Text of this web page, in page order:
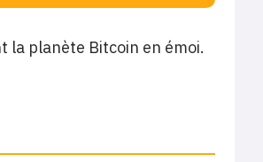
la planète Bitcoin en émoi.